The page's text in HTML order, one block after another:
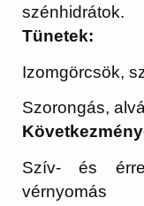
szénhidrátok.
Tünetek:
Izomgörcsök,
Szorongás,
Szív- és
vérnyomás